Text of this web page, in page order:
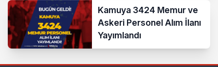
Kamuya 3424 Memur ve
Askeri Personel Alım İlanı
Yayımlandı